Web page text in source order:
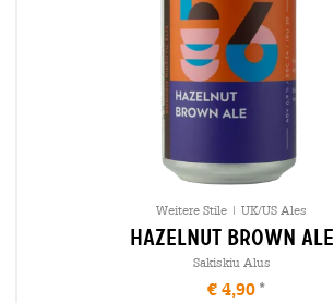
Weitere Stile | UK/US Ales
hazelnut brown ale
Sakiskiu Alus
€ 4,90